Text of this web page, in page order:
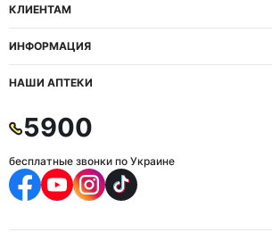
КЛИЕНТАМ
ИНФОРМАЦИЯ
НАШИ АПТЕКИ
5900
бесплатные звонки по Украине